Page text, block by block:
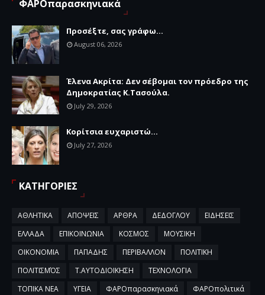
ΦΑΡΟπαρασκηνιακά
Προσέξτε, σας γράφω...
August 06, 2026
Έλενα Ακρίτα: Δεν σέβομαι τον πρόεδρο της
Δημοκρατίας Κ.Τασούλα.
July 29, 2026
Κορίτσια ευχαριστώ...
July 27, 2026
ΚΑΤΗΓΟΡΙΕΣ
ΑΘΛΗΤΙΚΑ ΑΠΟΨΕΙΣ ΑΡΘΡΑ ΔΕΔΟΓΛΟΥ
ΕΙΔΗΣΕΙΣ
ΕΛΛΑΔΑ
ΕΠΙΚΟΙΝΩΝΙΑ ΚΟΣΜΟΣ
ΜΟΥΣΙΚΗ
ΟΙΚΟΝΟΜΙΑ
ΠΑΠΑΔΗΣ ΠΕΡΙΒΑΛΛΟΝ
ΠΟΛΙΤΙΚΗ
ΠΟΛΙΤΙΣΜΌΣ
Τ.ΑΥΤΟΔΙΟΙΚΗΣΗ
ΤΕΧΝΟΛΟΓΙΑ
ΤΟΠΙΚΑ ΝΕΑ
ΥΓΕΙΑ ΦΑΡΟπαρασκηνιακά ΦΑΡΟπολιτικά